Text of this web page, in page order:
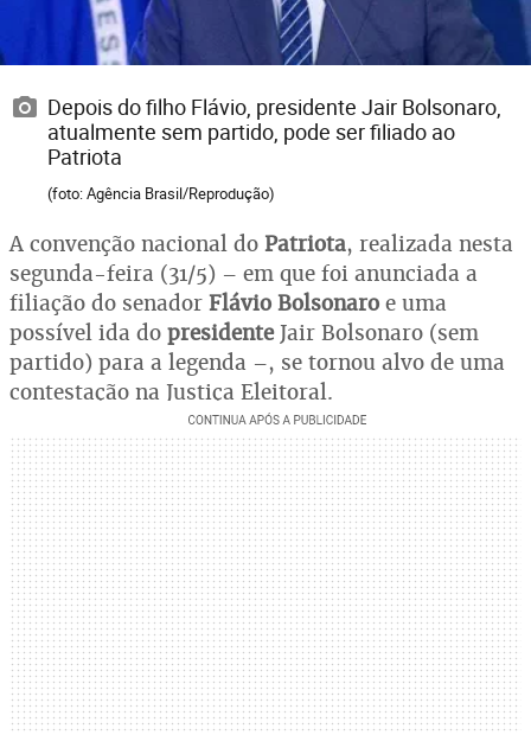
Depois do filho Flávio, presidente Jair Bolsonaro,
atualmente sem partido, pode ser filiado ao
Patriota
(foto: Agência Brasil/Reprodução)
A convenção nacional do Patriota, realizada nesta
segunda-feira (31/5) – em que foi anunciada a
filiação do senador Flávio Bolsonaro e uma
possível ida do presidenteJair Bolsonaro (sem
partido) para a legenda –, se tornou alvo de uma
contestação na Justiça Eleitoral.